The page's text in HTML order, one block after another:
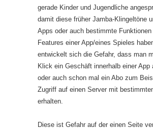
gerade Kinder und Jugendliche
damit diese früher Jamba-Klingeltöne
Apps oder auch bestimmte Funktionen
Features einer App/eines Spieles
entwickelt sich die Gefahr, dass man
Klick ein Geschäft innerhalb einer App
oder auch schon mal ein Abo zum
Zugriff auf einen Server mit
erhalten.
Diese ist Gefahr auf der einen Seite